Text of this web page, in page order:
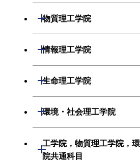
機械系
電気電子系
経営工学系
初年次専門科目
物質理工学院
開閉
材料系
初年次専門科目
共通専門科目
情報理工学院
開閉
数理・計算科学系
初年次専門科目
創造プロセス科目
生命理工学院
開閉
生命理工学系
環境・社会理工学院
開閉
建築学系
工学院，物質理工学院，
院共通科目
開閉